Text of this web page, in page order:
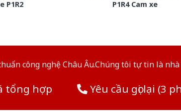
P1R2
P1R4 Cam xe
công nghệ Châu Âu.Chúng tôi tự tin là
tổng hợp Yêu cầu gọi lại (3